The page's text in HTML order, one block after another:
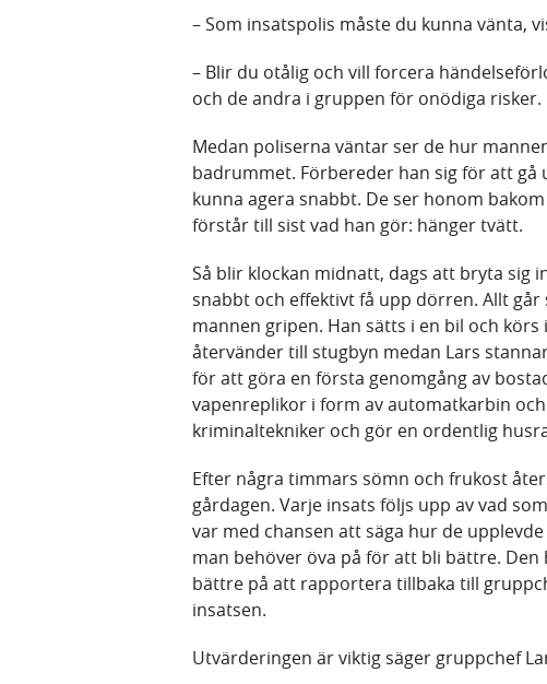
– Som insatspolis måste du kunna vänta,
– Blir du otålig och vill forcera
och de andra i gruppen för onödiga risker.
Medan poliserna väntar ser de hur
badrummet. Förbereder han sig för att
kunna agera snabbt. De ser honom
förstår till sist vad han gör: hänger tvätt.
Så blir klockan midnatt, dags att bryta sig
snabbt och effektivt få upp dörren. Allt
mannen gripen. Han sätts i en bil och
återvänder till stugbyn medan Lars
för att göra en första genomgång av
vapenreplikor i form av automatkarbin
kriminaltekniker och gör en ordentlig
Efter några timmars sömn och frukost
gårdagen. Varje insats följs upp av vad
var med chansen att säga hur de
man behöver öva på för att bli bättre.
bättre på att rapportera tillbaka till
insatsen.
Utvärderingen är viktig säger gruppchef